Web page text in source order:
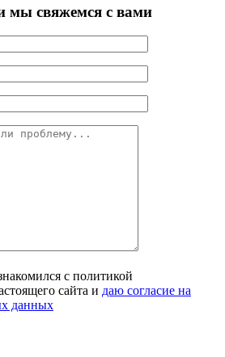
мы свяжемся с вами
с политикой
сайта и даю согласие на
данных